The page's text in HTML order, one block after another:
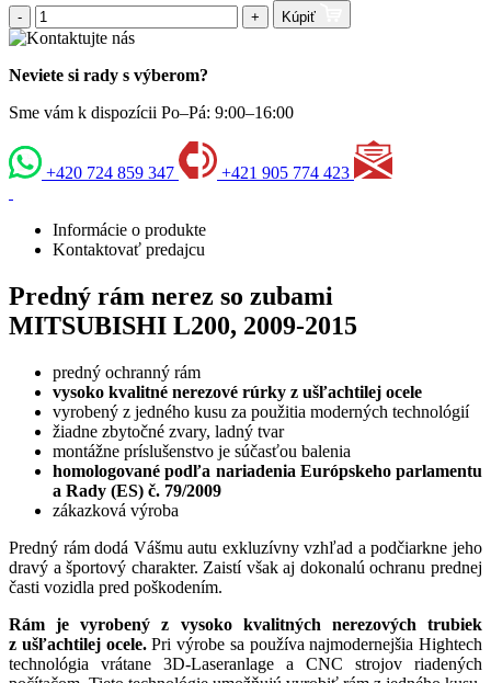
- + Kúpiť
Neviete si rady s výberom?
Sme vám k dispozícii Po–Pá: 9:00–16:00
+420 724 859 347 +421 905 774 423
Informácie o produkte
Kontaktovať predajcu
Predný rám nerez so zubami
MITSUBISHI L200, 2009-2015
predný ochranný rám
vysoko kvalitné nerezové rúrky z ušľachtilej ocele
vyrobený z jedného kusu za použitia moderných technológií
žiadne zbytočné zvary, ladný tvar
montážne príslušenstvo je súčasťou balenia
homologované podľa nariadenia Európskeho parlamentu
a Rady (ES) č. 79/2009
zákazková výroba
Predný rám dodá Vášmu autu exkluzívny vzhľad a podčiarkne jeho
dravý a športový charakter. Zaistí však aj dokonalú ochranu prednej
časti vozidla pred poškodením.
Rám je vyrobený z vysoko kvalitných nerezových trubiek
z ušľachtilej ocele.Pri výrobe sa používa najmodernejšia Hightech
technológia vrátane 3D-Laseranlage a CNC strojov riadených